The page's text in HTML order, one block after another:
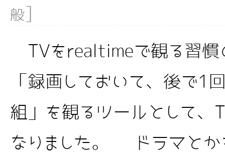
般
TVをrealtimeで観る習慣
「録画しておいて、後で1
組」を観るツールとして、
なりました。 ドラマとか